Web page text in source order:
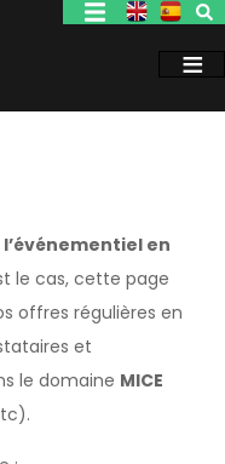
en
le cas, cette page
offres régulières en
et
le domaine MICE